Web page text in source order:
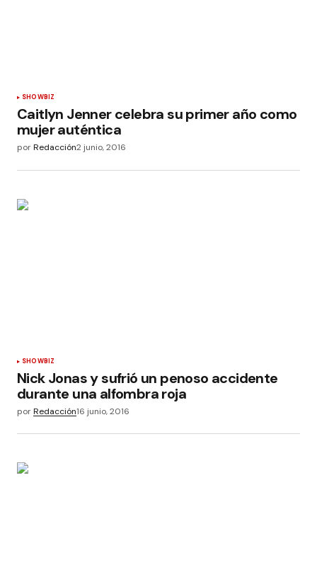
SHOWBIZ
Caitlyn Jenner celebra su primer año como
mujer auténtica
porRedacción2 junio, 2016
SHOWBIZ
Nick Jonas y sufrió un penoso accidente
durante una alfombra roja
porRedacción16 junio, 2016